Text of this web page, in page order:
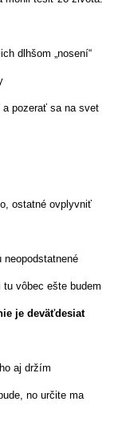
dlhšom „nosení“
pozerať sa na svet
ostatné ovplyvniť
vôbec ešte budem
je deväťdesiat
aj držím
no určite ma